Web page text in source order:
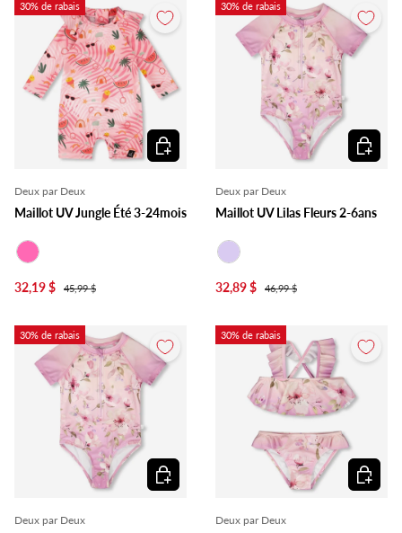
30% de rabais
Deux par Deux
Maillot UV Jungle Été 3-24mois
32,19 $
45,99 $
Choisir les options
30% de rabais
Deux par Deux
Maillot UV Lilas Fleurs 2-6ans
32,89 $
46,99 $
Choisir
30% de rabais
Deux par Deux
Choisir les options
30% de rabais
Deux par Deux
Choisir